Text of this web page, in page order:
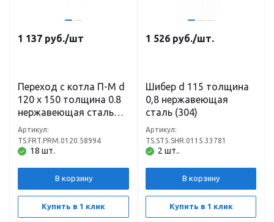
1 137 руб./шт
Переход с котла П-М d
120 х 150 толщина 0.8
нержавеющая сталь
(430)
18 шт.
Артикул:
TS.FRT.PRM.0120.58994
В корзину
Купить в 1 клик
1 526 руб./шт.
Шибер d 115 толщина
0,8 нержавеющая
сталь (304)
2 шт..
Артикул:
TS.ST5.SHR.0115.33781
В корзину
Купить в 1 клик